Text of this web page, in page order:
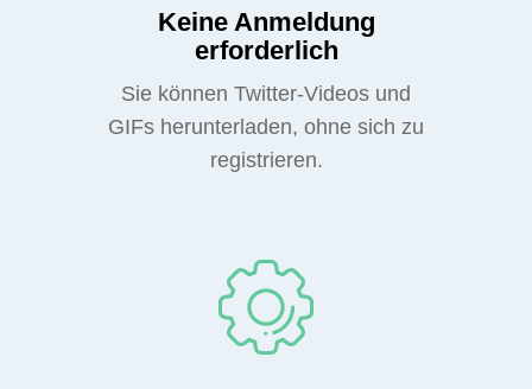
Keine Anmeldung
erforderlich
Sie können Twitter-Videos und
GIFs herunterladen, ohne sich zu
registrieren.